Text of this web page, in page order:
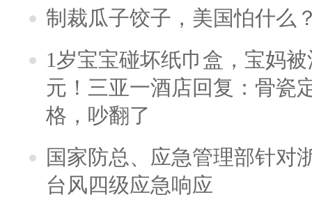
制裁瓜子饺子，美国怕什么
1岁宝宝碰坏纸巾盒，宝妈
元！三亚一酒店回复：骨瓷
格，吵翻了
国家防总、应急管理部针对
台风四级应急响应